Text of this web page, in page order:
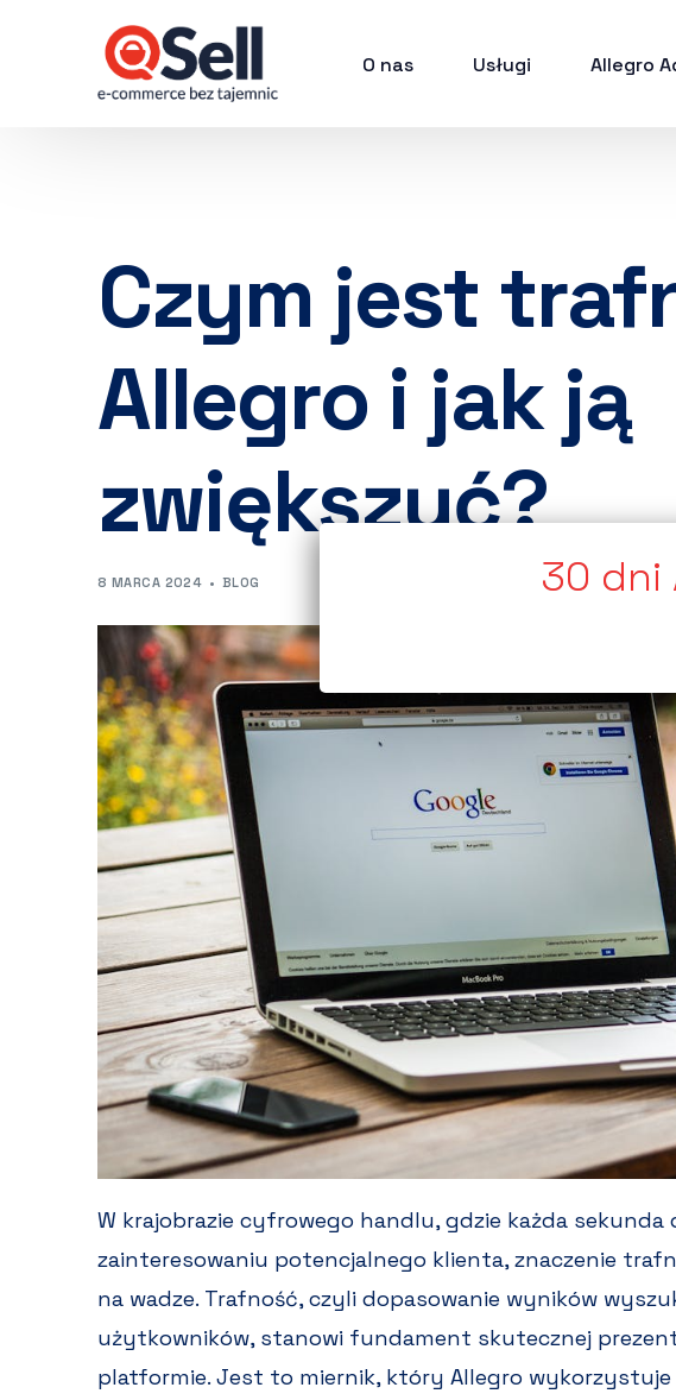
O nas Usługi Allegro
Czym jest
Allegro i jak ją
zwiększyć?
8 MARCA 2024 BLOG
W krajobrazie cyfrowego handlu, gdzie każda sekunda
zainteresowaniu potencjalnego klienta, znaczenie
na wadze. Trafność, czyli dopasowanie wyników
użytkowników, stanowi fundament skutecznej
platformie. Jest to miernik, który Allegro